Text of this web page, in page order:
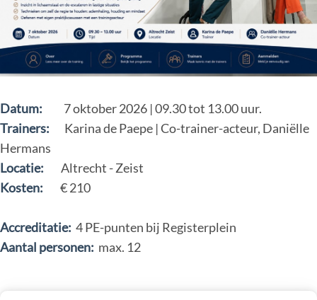
Datum:
7 oktober 2026 | 09.30 tot 13.00 uur.
Trainers: Karina de Paepe | Co-trainer-acteur, Daniëlle
Hermans
Locatie: Altrecht - Zeist
Kosten:
€ 210
Accreditatie: 4 PE-punten bij Registerplein
Aantal personen: max. 12